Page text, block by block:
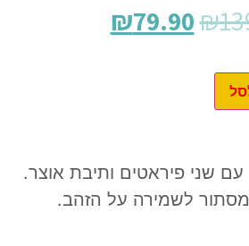
₪
₪79.90
שני פיראטים ותיבת אוצר.
מסתור לשמירה על הזהב.